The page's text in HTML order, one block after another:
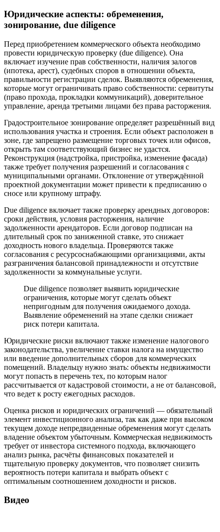
Юридические аспекты: обременения,
зонирование, due diligence
Перед приобретением коммерческого объекта необходимо
провести юридическую проверку (due diligence). Она
включает изучение прав собственности, наличия залогов
(ипотека, арест), судебных споров в отношении объекта,
правильности регистрации сделок. Выявляются обременения,
которые могут ограничивать право собственности: сервитуты
(право прохода, прокладки коммуникаций), доверительное
управление, аренда третьими лицами без права расторжения.
Градостроительное зонирование определяет разрешённый вид
использования участка и строения. Если объект расположен в
зоне, где запрещено размещение торговых точек или офисов,
открыть там соответствующий бизнес не удастся.
Реконструкция (надстройка, пристройка, изменение фасада)
также требует получения разрешений и согласования с
муниципальными органами. Отклонение от утверждённой
проектной документации может привести к предписанию о
сносе или крупному штрафу.
Due diligence включает также проверку арендных договоров:
сроки действия, условия расторжения, наличие
задолженности арендаторов. Если договор подписан на
длительный срок по заниженной ставке, это снижает
доходность нового владельца. Проверяются также
согласования с ресурсоснабжающими организациями, акты
разграничения балансовой принадлежности и отсутствие
задолженности за коммунальные услуги.
Due diligence позволяет выявить юридические
ограничения, которые могут сделать объект
непригодным для получения ожидаемого дохода.
Выявление обременений на этапе сделки снижает
риск потери капитала.
Юридические риски включают также изменение налогового
законодательства, увеличение ставки налога на имущество
или введение дополнительных сборов для коммерческих
помещений. Владельцу нужно знать: объекты недвижимости
могут попасть в перечень тех, по которым налог
рассчитывается от кадастровой стоимости, а не от балансовой,
что ведет к росту ежегодных расходов.
Оценка рисков и юридических ограничений — обязательный
элемент инвестиционного анализа, так как даже при высоком
текущем доходе непредвиденные обременения могут сделать
владение объектом убыточным. Коммерческая недвижимость
требует от инвестора системного подхода, включающего
анализ рынка, расчёты финансовых показателей и
тщательную проверку документов, что позволяет снизить
вероятность потери капитала и выбрать объект с
оптимальным соотношением доходности и рисков.
Видео